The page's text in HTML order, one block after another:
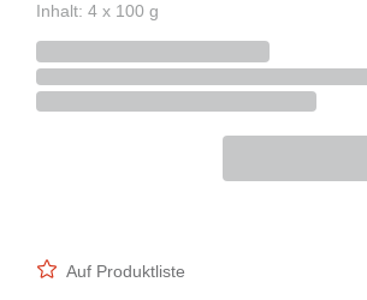
Inhalt: 4 x 100 g
Auf Produktliste